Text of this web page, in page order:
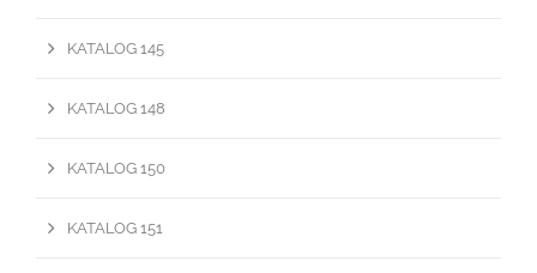
KATALOG 145
KATALOG 148
KATALOG 150
KATALOG 151